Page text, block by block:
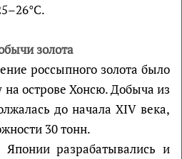
золота
россыпного золота было
на острове Хонсю. Добыча из
до начала XIV века,
30 тонн.
разрабатывались и